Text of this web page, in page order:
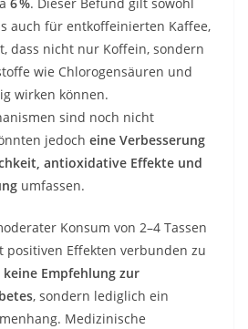
auch für entkoffeinierten Kaffee,
dass nicht nur Koffein, sondern
wie Chlorogensäuren und
wirken können.
sind noch nicht
jedoch eine Verbesserung
antioxidative Effekte und
umfassen.
Konsum von 2–4 Tassen
positiven Effekten verbunden zu
keine Empfehlung zur
, sondern lediglich ein
Medizinische